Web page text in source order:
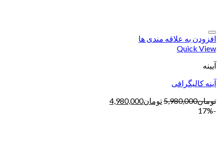
افزودن به علاقه مندی ها
Quick View
آیینه
آینه کالیگرافی
تومان5,980,000تومان4,980,000
-17%